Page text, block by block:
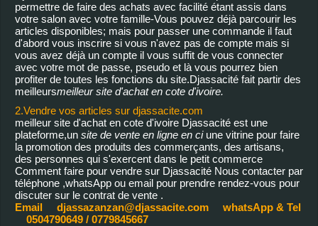
permettre de faire des achats avec facilité étant assis dans
votre salon avec votre famille-Vous pouvez déjà parcourir les
articles disponibles; mais pour passer une commande il faut
d'abord vous inscrire si vous n'avez pas de compte mais si
vous avez déjà un compte il vous suffit de vous connecter
avec votre mot de passe, pseudo et là vous pourrez bien
profiter de toutes les fonctions du site.Djassacité fait partir des
meilleursmeilleur site d'achat en cote d'ivoire.
2.Vendre vos articles sur djassacite.com
meilleur site d'achat en cote d'ivoire Djassacité est une
plateforme,un site de vente en ligne en ciune vitrine pour faire
la promotion des produits des commerçants, des artisans,
des personnes qui s'exercent dans le petit commerce
Comment faire pour vendre sur Djassacité Nous contacter par
téléphone ,whatsApp ou email pour prendre rendez-vous pour
discuter sur le contrat de vente .
Email djassazanzan@djassacite.com whatsApp & Tel
0504790649 / 0779845667